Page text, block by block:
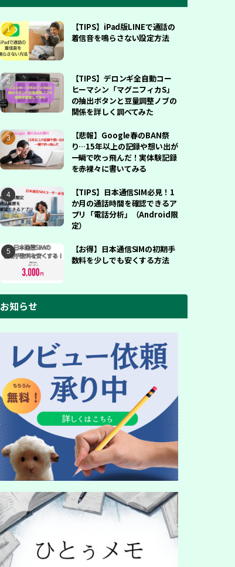
【TIPS】iPad版LINEで通話の
着信音を鳴らさない設定方法
【TIPS】デロンギ全自動コー
ヒーマシン「マグニフィカS」
の抽出ボタンと豆量調整ノブの
関係を詳しく調べてみた
【悲報】Google春のBAN祭
り…15年以上の記録や想い出が
一瞬で吹っ飛んだ！実体験記録
を赤裸々に書いてみる
【TIPS】日本通信SIM必見！1
か月の通話時間を確認できるア
プリ「電話分析」（Android限
定）
【お得】日本通信SIMの初期手
数料を少しでも安くする方法
お知らせ